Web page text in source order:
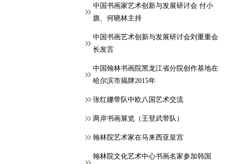
中国书画家艺术创新与发展研讨会 付小
旗、何晓林主持
中国书画艺术创新与发展研讨会刘重重会
长发言
中国翰林书画院黑龙江省分院创作基地在
哈尔滨市揭牌2015年
张红娜带队中欧八国艺术交流
两岸书画展览（王登武带队）
翰林院艺术家在马来西亚皇宫
翰林院文化艺术中心书画名家参加韩国